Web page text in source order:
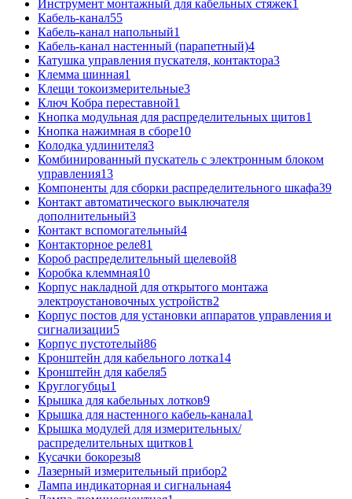
Инструмент монтажный для кабельных стяжек1
Кабель-канал55
Кабель-канал напольный1
Кабель-канал настенный (парапетный)4
Катушка управления пускателя, контактора3
Клемма шинная1
Клещи токоизмерительные3
Ключ Кобра переставной1
Кнопка модульная для распределительных щитов1
Кнопка нажимная в сборе10
Колодка удлинителя3
Комбинированный пускатель с электронным блоком
управления13
Компоненты для сборки распределительного шкафа39
Контакт автоматического выключателя
дополнительный3
Контакт вспомогательный4
Контакторное реле81
Короб распределительный щелевой8
Коробка клеммная10
Корпус накладной для открытого монтажа
электроустановочных устройств2
Корпус постов для установки аппаратов управления и
сигнализации5
Корпус пустотелый86
Кронштейн для кабельного лотка14
Кронштейн для кабеля5
Круглогубцы1
Крышка для кабельных лотков9
Крышка для настенного кабель-канала1
Крышка модулей для измерительных/
распределительных щитков1
Кусачки бокорезы8
Лазерный измерительный прибор2
Лампа индикаторная и сигнальная4